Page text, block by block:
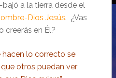
a la tierra desde el
Dios Jesús. ¿Vas
creerás en Él?
lo correcto se
otros puedan ver